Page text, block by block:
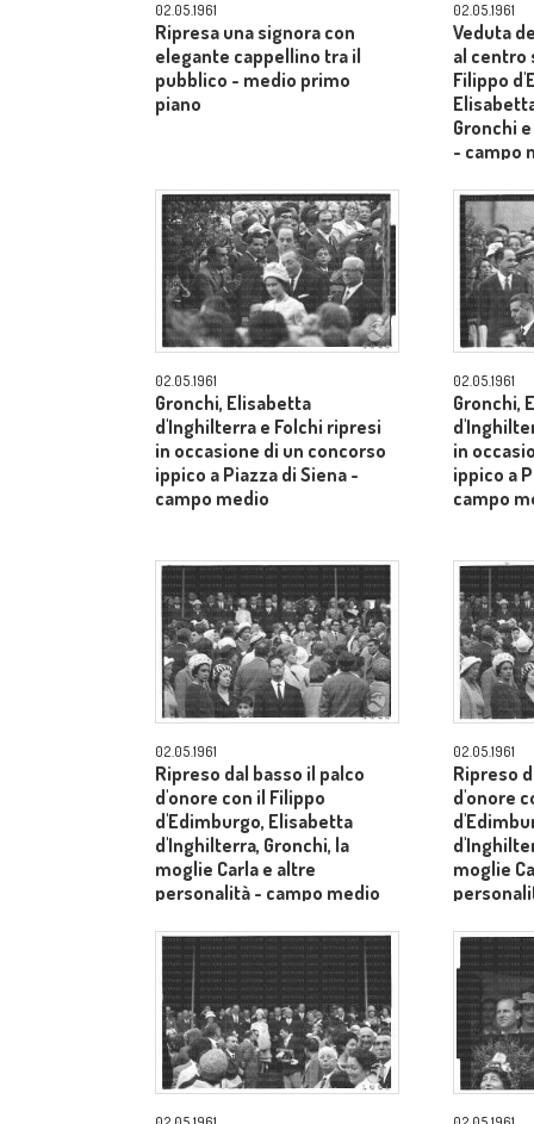
02.05.1961
Ripresa una signora con
elegante cappellino tra il
pubblico - medio primo
piano
02.05.1961
Veduta
al centro
Filippo
Gronchi
- campo
02.05.1961
Gronchi, Elisabetta
d'Inghilterra e Folchi ripresi
in occasione di un concorso
ippico a Piazza di Siena -
campo medio
02.05.1961
Gronchi,
in
ippico a
campo
02.05.1961
Ripreso dal basso il palco
d'onore con il Filippo
d'Edimburgo, Elisabetta
d'Inghilterra, Gronchi, la
moglie Carla e altre
personalità - campo medio
02.05.1961
Ripreso
d'onore
moglie